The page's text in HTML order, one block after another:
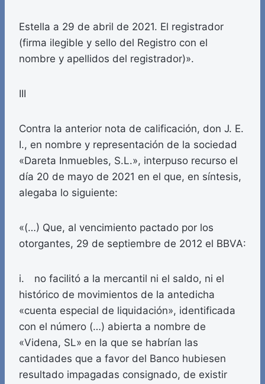
Estella a 29 de abril de 2021. El registrador
(firma ilegible y sello del Registro con el
nombre y apellidos del registrador)».
III
Contra la anterior nota de calificación, don J. E.
I., en nombre y representación de la sociedad
«Dareta Inmuebles, S.L.», interpuso recurso el
día 20 de mayo de 2021 en el que, en síntesis,
alegaba lo siguiente:
«(…) Que, al vencimiento pactado por los
otorgantes, 29 de septiembre de 2012 el BBVA:
i. no facilitó a la mercantil ni el saldo, ni el
histórico de movimientos de la antedicha
«cuenta especial de liquidación», identificada
con el número (…) abierta a nombre de
«Videna, SL» en la que se habrían las
cantidades que a favor del Banco hubiesen
resultado impagadas consignado, de existir